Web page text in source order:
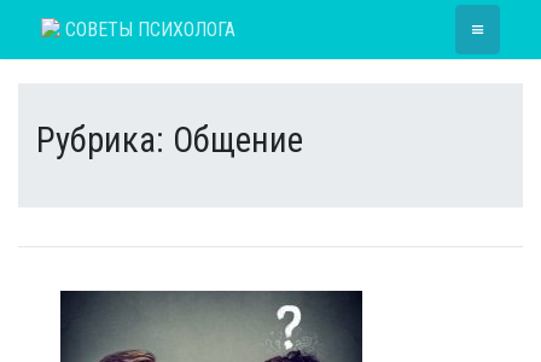
СОВЕТЫ ПСИХОЛОГА ≡
Рубрика: Общение